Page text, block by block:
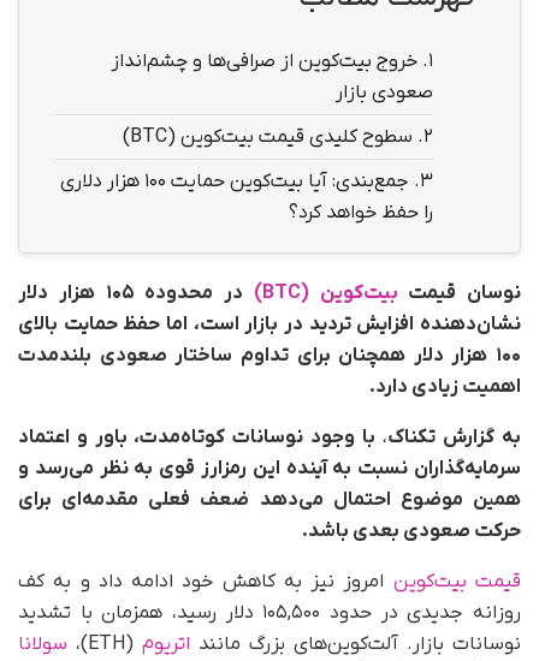
1. خروج بیت‌کوین از صرافی‌ها و چشم‌انداز
صعودی بازار
2. سطوح کلیدی قیمت بیت‌کوین (BTC)
3.
جمع‌بندی: آیا بیت‌کوین حمایت ۱۰۰ هزار دلاری
را حفظ خواهد کرد؟
نوسان قیمت بیت‌کوین (BTC)
در محدوده ۱۰۵ هزار دلار
نشان‌دهنده افزایش تردید در بازار است، اما حفظ حمایت بالای
۱۰۰ هزار دلار همچنان برای تداوم ساختار صعودی بلندمدت
اهمیت زیادی دارد.
به گزارش تکناک، با وجود نوسانات کوتاه‌مدت، باور و اعتماد
سرمایه‌گذاران نسبت به آینده این رمزارز قوی به نظر می‌رسد و
همین موضوع احتمال می‌دهد ضعف فعلی مقدمه‌ای برای
حرکت صعودی بعدی باشد.
قیمت بیت‌کوین امروز نیز به کاهش خود ادامه داد و به کف
روزانه جدیدی در حدود ۱۰۵,۵۰۰ دلار رسید، همزمان با تشدید
نوسانات بازار. آلت‌کوین‌های بزرگ مانند اتریوم (ETH)،
سولانا